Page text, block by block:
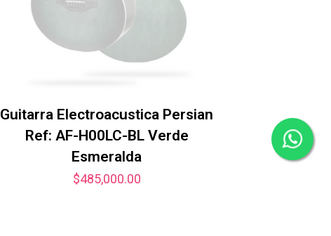
Guitarra Electroacustica Persian
Ref: AF-H00LC-BL Verde
Esmeralda
$485,000.00